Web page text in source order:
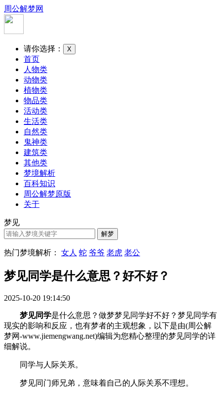
周公解梦网
请你选择： X
首页
人物类
动物类
植物类
物品类
活动类
生活类
自然类
鬼神类
建筑类
其他类
梦境解析
百科知识
周公解梦原版
关于
梦见
热门梦境解析： 女人 蛇 爷爷 老虎 老公
梦见同学是什么意思？好不好？
2025-10-20 19:14:50
梦见同学是什么意思？做梦梦见同学好不好？梦见同学有
现实的影响和反应，也有梦者的主观想象，以下是由(周公解
梦网-www.jiemengwang.net)编辑为您精心整理的梦见同学的详
细解说。
同学与人际关系。
梦见同门师兄弟，意味着自己的人际关系不理想。